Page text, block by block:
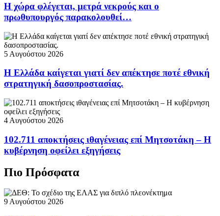
Η χώρα φλέγεται, μετρά νεκρούς και ο
πρωθυπουργός παρακολουθεί…
5 Αυγούστου 2026
Η Ελλάδα καίγεται γιατί δεν απέκτησε ποτέ εθνική
στρατηγική δασοπροστασίας.
4 Αυγούστου 2026
102.711 αποκτήσεις ιθαγένειας επί Μητσοτάκη – Η
κυβέρνηση οφείλει εξηγήσεις
Πιο Πρόσφατα
9 Αυγούστου 2026